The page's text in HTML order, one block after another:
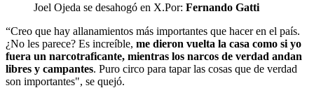
Joel Ojeda se desahogó en X.Por: Fernando Gatti
“Creo que hay allanamientos más importantes que hacer en el país.
¿No les parece? Es increíble, me dieron vuelta la casa como si yo
fuera un narcotraficante, mientras los narcos de verdad andan
libres y campantes. Puro circo para tapar las cosas que de verdad
son importantes", se quejó.